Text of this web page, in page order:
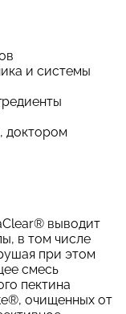
и системы
доктором
выводит
в том числе
при этом
смесь
пектина
очищенных от